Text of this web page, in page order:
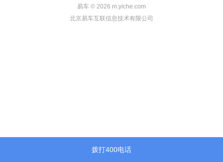
拨打400电话
易车 © 2026 m.yiche.com
北京易车互联信息技术有限公司